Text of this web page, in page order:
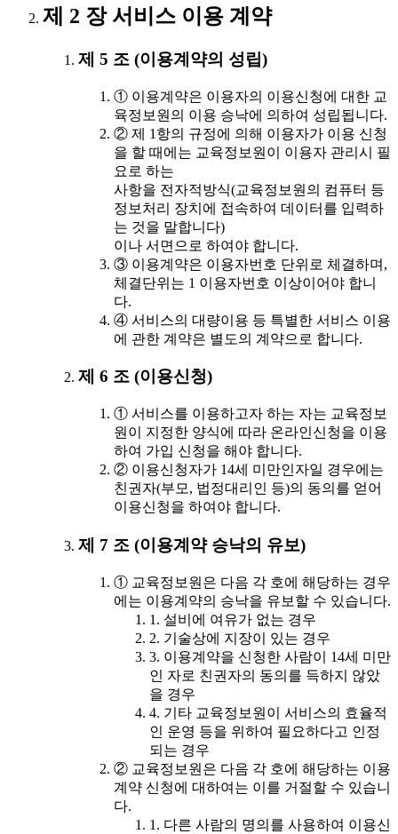
제 2 장 서비스 이용 계약
제 5 조 (이용계약의 성립)
① 이용계약은 이용자의 이용신청에 대한 교
육정보원의 이용 승낙에 의하여 성립됩니다.
② 제 1항의 규정에 의해 이용자가 이용 신청
을 할 때에는 교육정보원이 이용자 관리시 필
요로 하는
사항을 전자적방식(교육정보원의 컴퓨터 등
정보처리 장치에 접속하여 데이터를 입력하
는 것을 말합니다)
이나 서면으로 하여야 합니다.
③ 이용계약은 이용자번호 단위로 체결하며,
체결단위는 1 이용자번호 이상이어야 합니
다.
④ 서비스의 대량이용 등 특별한 서비스 이용
에 관한 계약은 별도의 계약으로 합니다.
제 6 조 (이용신청)
① 서비스를 이용하고자 하는 자는 교육정보
원이 지정한 양식에 따라 온라인신청을 이용
하여 가입 신청을 해야 합니다.
② 이용신청자가 14세 미만인자일 경우에는
친권자(부모, 법정대리인 등)의 동의를 얻어
이용신청을 하여야 합니다.
제 7 조 (이용계약 승낙의 유보)
① 교육정보원은 다음 각 호에 해당하는 경우
에는 이용계약의 승낙을 유보할 수 있습니다.
1. 설비에 여유가 없는 경우
2. 기술상에 지장이 있는 경우
3. 이용계약을 신청한 사람이 14세 미만
인 자로 친권자의 동의를 득하지 않았
을 경우
4. 기타 교육정보원이 서비스의 효율적
인 운영 등을 위하여 필요하다고 인정
되는 경우
② 교육정보원은 다음 각 호에 해당하는 이용
계약 신청에 대하여는 이를 거절할 수 있습니
다.
1. 다른 사람의 명의를 사용하여 이용신